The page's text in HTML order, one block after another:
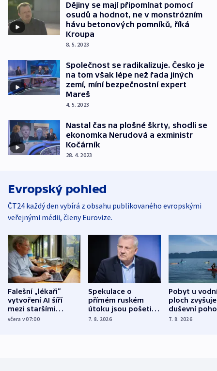
Dějiny se mají připomínat pomocí
osudů a hodnot, ne v monstrózním
hávu betonových pomníků, říká
Kroupa
8. 5. 2023
Společnost se radikalizuje. Česko je
na tom však lépe než řada jiných
zemí, míní bezpečnostní expert
Mareš
4. 5. 2023
Nastal čas na plošné škrty, shodli se
ekonomka Nerudová a exministr
Kočárník
28. 4. 2023
Evropský pohled
ČT24 každý den vybírá z obsahu publikovaného evropskými
veřejnými médii, členy Eurovize.
Falešní „lékaři“
vytvoření AI šíří
mezi staršími
Poláky nebezpečné
včera v 07:00
Spekulace o
přímém ruském
útoku jsou pošetilé,
míní estonský
7. 8. 2026
Pobyt u
ploch zvyšuje
duševní
ukázala
7. 8. 2026